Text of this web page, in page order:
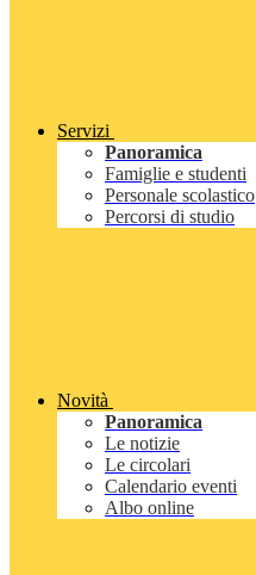
Servizi
Panoramica
Famiglie e studenti
Personale scolastico
Percorsi di studio
Novità
Panoramica
Le notizie
Le circolari
Calendario eventi
Albo online